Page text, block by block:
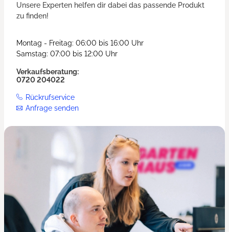
Unsere Experten helfen dir dabei das passende Produkt
zu finden!
Montag - Freitag: 06:00 bis 16:00 Uhr
Samstag: 07:00 bis 12:00 Uhr
Verkaufsberatung:
0720 204022
Rückrufservice
Anfrage senden